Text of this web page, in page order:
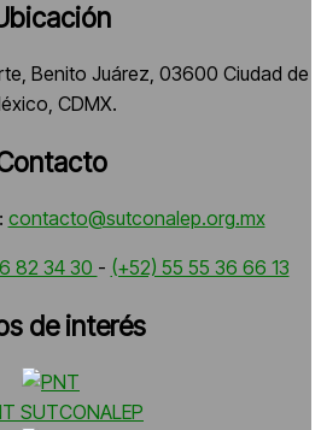
Benito Juárez, 03600 Ciudad de
CDMX.
contacto@sutconalep.org.mx
82 34 30 - (+52) 55 55 36 66 13
de interés